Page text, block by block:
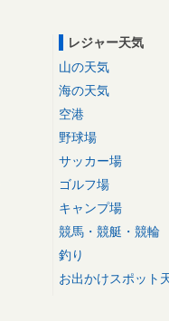
レジャー天気
山の天気
海の天気
空港
野球場
サッカー場
ゴルフ場
キャンプ場
競馬・競艇・競輪
釣り
お出かけスポット